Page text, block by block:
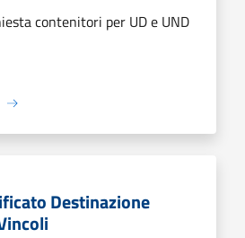
contenitori per UD e UND
Destinazione